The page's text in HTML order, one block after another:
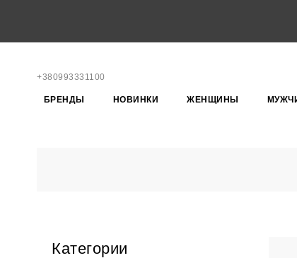
БРЕНДЫ НОВИНКИ ЖЕНЩИНЫ
+380993331100
Категории